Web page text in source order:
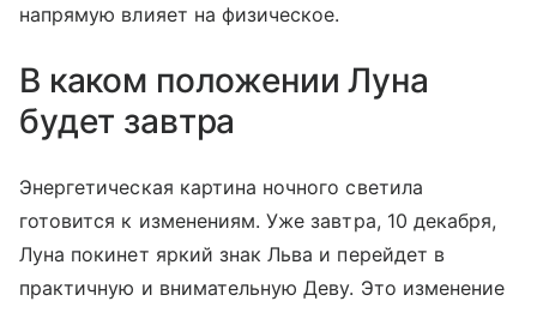
напрямую влияет на физическое.
В каком положении Луна
будет завтра
Энергетическая картина ночного светила
готовится к изменениям. Уже завтра, 10 декабря,
Луна покинет яркий знак Льва и перейдет в
практичную и внимательную Деву. Это изменение